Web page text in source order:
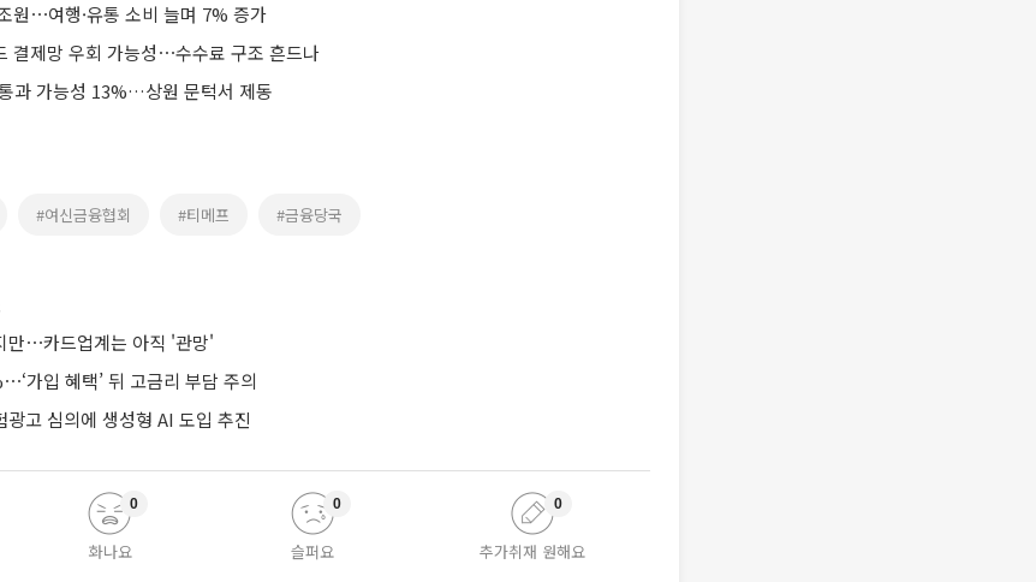
원⋯여행·유통 소비 늘며 7% 증가
결제망 우회 가능성⋯수수료 구조 흔드나
과 가능성 13%…상원 문턱서 제동
#여신금융협회 #티메프 #금융당국
만⋯카드업계는 아직 '관망'
가입 혜택’ 뒤 고금리 부담 주의
광고 심의에 생성형 AI 도입 추진
화나요
0
슬퍼요
0
추가취재 원해요
0